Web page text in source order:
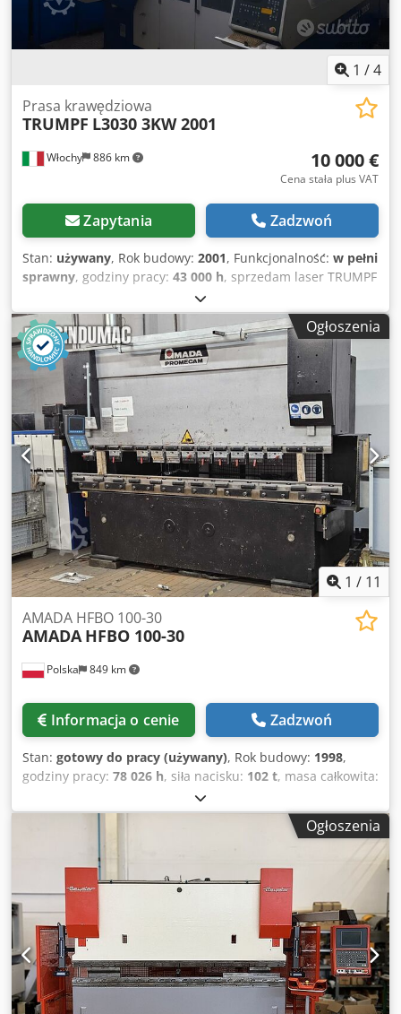
1 /4
Włochy 886 km
Prasa krawędziowa
TRUMPF L3030 3KW 2001
10 000 €
Cena stała plus VAT
Zapytania Zadzwoń
Stan: używany, Rok budowy: 2001, Funkcjonalność: w pełni
sprawny, godziny pracy: 43 000 h, sprzedam laser TRUMPF
L3030 rok produkcji 2001 system LIFTMASTER+ oraz
podajniki załadunku i rozładunku Crsdpfx Acezq R D Sszof
moc 3000 W format 3000x1500 turbina magnetyczna
sterowanie SIEMENS
Ogłoszenia
1 / 11
Polska 849 km
AMADA HFBO 100-30
AMADA HFBO 100-30
Informacja o cenie Zadzwoń
Stan: gotowy do pracy (używany), Rok budowy: 1998,
godziny pracy: 78 026 h, siła nacisku: 102 t, masa całkowita:
, Ta 8-osiowa prasa krawędziowa
AMADA HFBO 100-30 została wyprodukowana w 1998 roku.
Charakteryzuje się maksymalną siłą nacisku wynoszącą
zapewnia jej wszechstronne możliwości w różnych
zastosowaniach. W 2024 roku maszyna przeszła
aktualizację oprogramowania oraz wymianę cylindrów. Jeśli
poszukują Państwo wysokiej jakości rozwiązań do gięcia,
warto rozważyć zakup oferowanej przez nas prasy
krawędziowej AMADA HFBO 100-30. Prosimy o kontakt w
celu uzyskania dalszych informacji. Csdpjzl Dvqjfx Aczerf •
Odległość między ramami: 2700 mm • Maksymalny skok:
Ogłoszenia